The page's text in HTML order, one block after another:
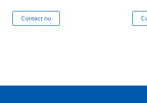
Ladingscapaciteit 500Kg
wordt gebruikt van de
Contact nu
Staalolie